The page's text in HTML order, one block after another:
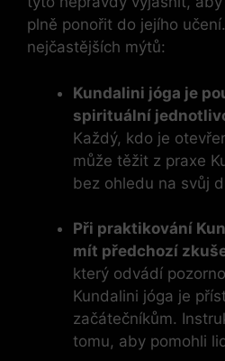
plně ponořit do jejího
nejčastějších mýtů:
Kundalini jóga je
spirituální
Každý, kdo je
může těžit z praxe
bez ohledu na svůj
Při praktikování
mít předchozí
který odvádí
Kundalini jóga je
začátečníkům.
tomu, aby pomohli